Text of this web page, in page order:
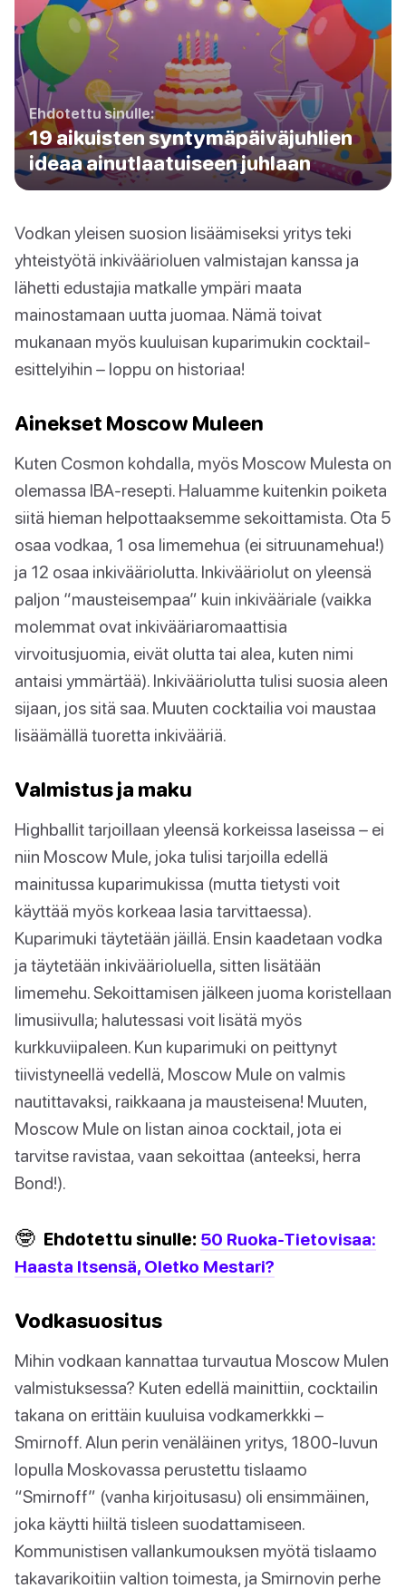
Ehdotettu sinulle:
19 aikuisten syntymäpäiväjuhlien
ideaa ainutlaatuiseen juhlaan
Vodkan yleisen suosion lisäämiseksi yritys teki
yhteistyötä inkiväärioluen valmistajan kanssa ja
lähetti edustajia matkalle ympäri maata
mainostamaan uutta juomaa. Nämä toivat
mukanaan myös kuuluisan kuparimukin cocktail-
esittelyihin – loppu on historiaa!
Ainekset Moscow Muleen
Kuten Cosmon kohdalla, myös Moscow Mulesta on
olemassa IBA-resepti. Haluamme kuitenkin poiketa
siitä hieman helpottaaksemme sekoittamista. Ota 5
osaa vodkaa, 1 osa limemehua (ei sitruunamehua!)
ja 12 osaa inkivääriolutta. Inkivääriolut on yleensä
paljon “mausteisempaa” kuin inkivääriale (vaikka
molemmat ovat inkivääriaromaattisia
virvoitusjuomia, eivät olutta tai alea, kuten nimi
antaisi ymmärtää). Inkivääriolutta tulisi suosia aleen
sijaan, jos sitä saa. Muuten cocktailia voi maustaa
lisäämällä tuoretta inkivääriä.
Valmistus ja maku
Highballit tarjoillaan yleensä korkeissa laseissa – ei
niin Moscow Mule, joka tulisi tarjoilla edellä
mainitussa kuparimukissa (mutta tietysti voit
käyttää myös korkeaa lasia tarvittaessa).
Kuparimuki täytetään jäillä. Ensin kaadetaan vodka
ja täytetään inkiväärioluella, sitten lisätään
limemehu. Sekoittamisen jälkeen juoma koristellaan
limusiivulla; halutessasi voit lisätä myös
kurkkuviipaleen. Kun kuparimuki on peittynyt
tiivistyneellä vedellä, Moscow Mule on valmis
nautittavaksi, raikkaana ja mausteisena! Muuten,
Moscow Mule on listan ainoa cocktail, jota ei
tarvitse ravistaa, vaan sekoittaa (anteeksi, herra
Bond!).
🤓 Ehdotettu sinulle: 50 Ruoka-Tietovisaa:
Haasta Itsensä, Oletko Mestari?
Vodkasuositus
Mihin vodkaan kannattaa turvautua Moscow Mulen
valmistuksessa? Kuten edellä mainittiin, cocktailin
takana on erittäin kuuluisa vodkamerkkki –
Smirnoff. Alun perin venäläinen yritys, 1800-luvun
lopulla Moskovassa perustettu tislaamo
“Smirnoff” (vanha kirjoitusasu) oli ensimmäinen,
joka käytti hiiltä tisleen suodattamiseen.
Kommunistisen vallankumouksen myötä tislaamo
takavarikoitiin valtion toimesta, ja Smirnovin perhe